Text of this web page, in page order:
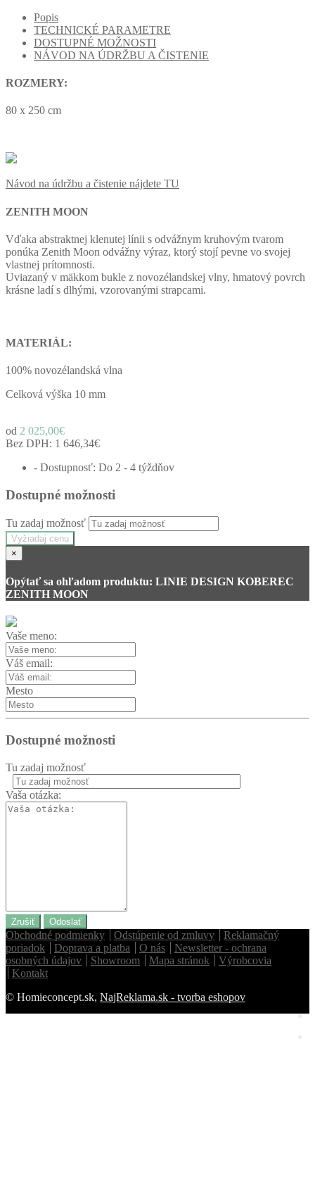
Popis
TECHNICKÉ PARAMETRE
DOSTUPNÉ MOŽNOSTI
NÁVOD NA ÚDRŽBU A ČISTENIE
ROZMERY:
80 x 250 cm
Návod na údržbu a čistenie nájdete TU
ZENITH MOON
Vďaka abstraktnej klenutej línii s odvážnym kruhovým tvarom
ponúka Zenith Moon odvážny výraz, ktorý stojí pevne vo svojej
vlastnej prítomnosti.
Uviazaný v mäkkom bukle z novozélandskej vlny, hmatový povrch
krásne ladí s dlhými, vzorovanými strapcami.
MATERIÁL:
100% novozélandská vlna
Celková výška 10 mm
od 2 025,00€
Bez DPH: 1 646,34€
- Dostupnosť: Do 2 - 4 týždňov
Dostupné možnosti
Tu zadaj možnosť
Vyžiadaj cenu
×
Opýtať sa ohľadom produktu: LINIE DESIGN KOBEREC
ZENITH MOON
Vaše meno:
Váš email:
Mesto
Dostupné možnosti
Tu zadaj možnosť
Vaša otázka:
Zrušiť Odoslať
Obchodné podmienky Odstúpenie od zmluvy
Reklamačný
poriadok
Doprava a platba O nás
Newsletter - ochrana
osobných údajov
Showroom Mapa stránok
Výrobcovia
Kontakt
© Homieconcept.sk, NajReklama.sk - tvorba eshopov